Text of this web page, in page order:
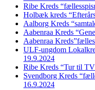
Ribe Kreds
Holbæk kreds
Aalborg Kreds
Aabenraa Kreds
Aabenraa
ULF-ungdom
19.9.2024
Ribe Kreds “Tur til
Svendborg Kreds
16.9.2024